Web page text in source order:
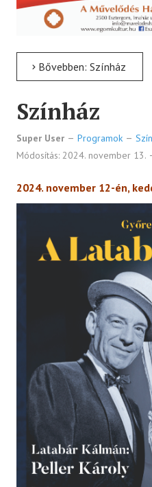
Bővebben: Színház
Színház
Super User Programok
Módosítás: 2024. november 13.
2024. november 12-én,